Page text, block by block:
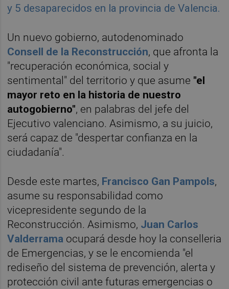
y 5 desaparecidos en la provincia de Valencia.
Un nuevo gobierno, autodenominado
Consell de la Reconstrucción, que afronta la
"recuperación económica, social y
sentimental" del territorio y que asume "el
mayor reto en la historia de nuestro
autogobierno", en palabras del jefe del
Ejecutivo valenciano. Asimismo, a su juicio,
será capaz de "despertar confianza en la
ciudadanía".
Desde este martes, Francisco Gan Pampols,
asume su responsabilidad como
vicepresidente segundo de la
Reconstrucción. Asimismo, Juan Carlos
Valderrama ocupará desde hoy la conselleria
de Emergencias, y se le encomienda "el
rediseño del sistema de prevención, alerta y
protección civil ante futuras emergencias o